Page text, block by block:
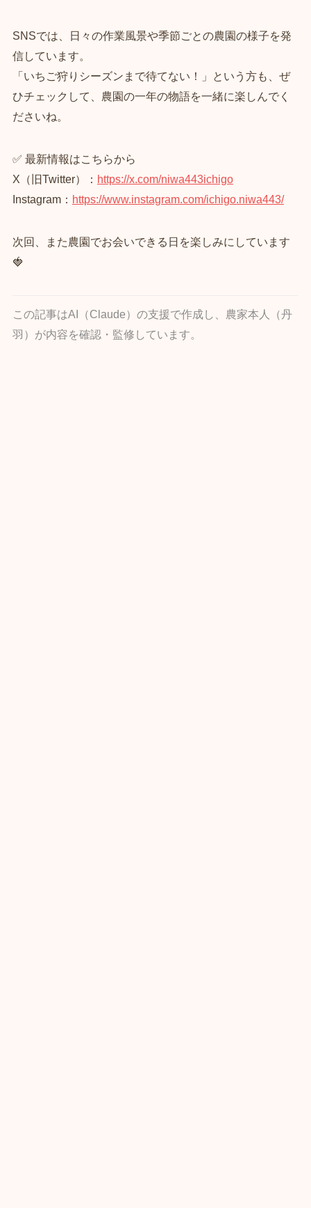
SNSでは、日々の作業風景や季節ごとの農園の様子を発
信しています。
「いちご狩りシーズンまで待てない！」という方も、ぜ
ひチェックして、農園の一年の物語を一緒に楽しんでく
ださいね。
✅ 最新情報はこちらから
X（旧Twitter）： https://x.com/niwa443ichigo
Instagram： https://www.instagram.com/ichigo.niwa443/
次回、また農園でお会いできる日を楽しみにしています
🍓
この記事はAI（Claude）の支援で作成し、農家本人（丹
羽）が内容を確認・監修しています。